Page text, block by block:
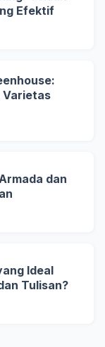
Efektif
Varietas
dan
Ideal
Tulisan?